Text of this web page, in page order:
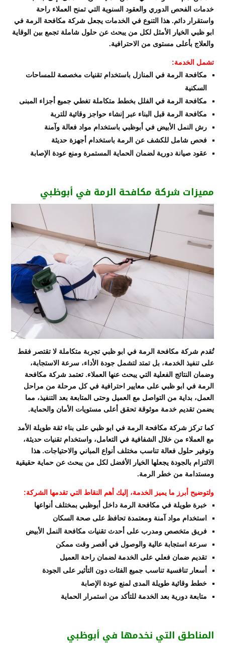
خدمات الفحص الدوري والعقود السنوية التي تمنح العملاء راحة
واستقرار دائم. هذا التنوع في الخدمات يجعل شركة مكافحة الرمة في
ابو ظبي الخيار الأمثل لكل من يبحث عن حلول شاملة تجمع بين الوقاية
والعلاج بأعلى مستوى من الاحترافية.
تشمل الخدمة:
مكافحة الرمة في المنازل باستخدام تقنيات مخصصة للمساحات
السكنية
مكافحة الرمة في الفلل بخطط متكاملة تغطي جميع أجزاء المبنى
مكافحة الرمة قبل البناء عبر إنشاء حواجز وقائية للتربة
رش النمل الأبيض في أبوظبي باستخدام مواد فعالة وآمنة
فحص شامل للكشف عن الرمة باستخدام أجهزة حديثة
عقود صيانة دورية لضمان الحماية المستمرة ومنع عودة الإصابة
مميزات شركة مكافحة الرمة في أبوظبي
تُقدم شركة مكافحة الرمة في ابو ظبي تجربة متكاملة لا تقتصر فقط
على تنفيذ الخدمة، بل تمتد لتشمل جودة الأداء، سرعة الاستجابة،
وضمان النتائج الفعلية التي يبحث عنها العملاء. تعتمد شركة مكافحة
الرمة في ابو ظبي على معايير احترافية في كل مرحلة من مراحل
العمل، بداية من التواصل مع العميل وحتى المتابعة بعد التنفيذ، مما
يضمن تقديم خدمة موثوقة تحقق أعلى مستويات الأمان والحماية.
كما تركز شركة مكافحة الرمة في ابو ظبي على بناء ثقة طويلة الأمد
مع العملاء من خلال الشفافية في التعامل، واستخدام تقنيات حديثة،
وتوفير حلول فعالة تناسب مختلف أنواع المباني والاحتياجات. هذا
الالتزام بالجودة يجعلها الخيار الأفضل لكل من يبحث عن حماية حقيقية
ومستدامة من خطر الرمة.
ولتوضيح أبرز ما يميز الخدمة، إليك أهم النقاط التي تقدمها الشركة:
خبرة طويلة في مكافحة الرمة داخل أبوظبي بمختلف أنواعها
استخدام مواد آمنة ومعتمدة تحافظ على صحة السكان
فريق متخصص ومدرب على أحدث تقنيات مكافحة النمل الأبيض
سرعة استجابة عالية والوصول في أقصر وقت ممكن
تقديم ضمان فعلي على الخدمة لضمان راحة العميل
أسعار تنافسية تناسب جميع الفئات دون التأثير على الجودة
خطط وقائية طويلة المدى لمنع عودة الإصابة
متابعة دورية بعد الخدمة للتأكد من استمرار الحماية
المناطق التي نخدمها في أبوظبي